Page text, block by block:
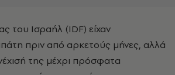
του Ισραήλ (IDF) είχαν
πριν από αρκετούς μήνες, αλλά
της μέχρι πρόσφατα